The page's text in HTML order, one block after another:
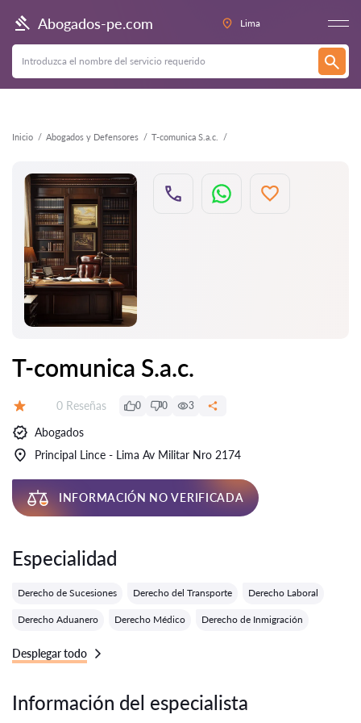
Abogados-pe.com Lima
Inicio Abogados y Defensores T-comunica S.a.c.
Atrás
T-comunica S.a.c.
Número de reseñas:
0 Reseñas 0 0 3
Abogados
Principal Lince - Lima Av Militar Nro 2174
INFORMACIÓN NO VERIFICADA
Especialidad
Derecho de Sucesiones Derecho del Transporte Derecho Laboral
Derecho Aduanero Derecho Médico Derecho de Inmigración
Desplegar todo
Información del especialista